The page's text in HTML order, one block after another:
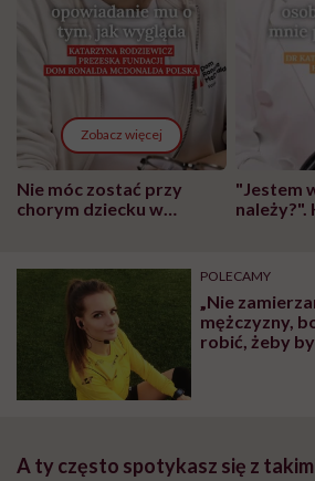
Zobacz więcej
Nie móc zostać przy
chorym dziecku w
może chyba tylko
głupota i brak
wyobraźni"
"Jestem
należy?".
pracy
POLECAMY
„Nie
mężczyzny,
robić, żeby
A ty często spotykasz się z